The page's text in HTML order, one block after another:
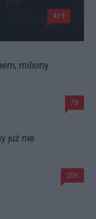
419
miliony
78
już nie
206